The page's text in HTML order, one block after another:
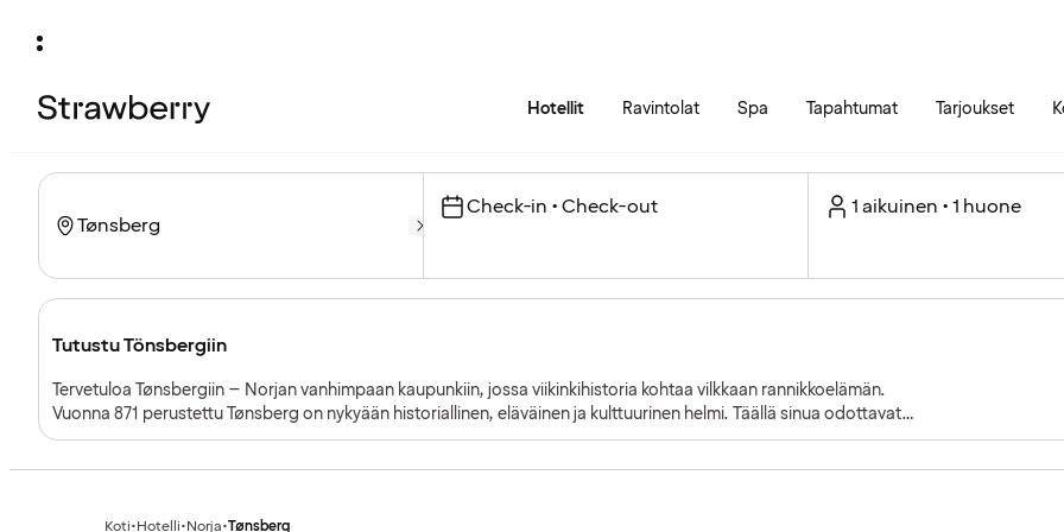
Hotellit Ravintolat Spa Tapahtumat Tarjoukset
Check-in • Check-out 1 aikuinen • 1 huone
Tutustu Tönsbergiin
Tervetuloa Tønsbergiin – Norjan vanhimpaan kaupunkiin, jossa viikinkihistoria kohtaa vilkkaan rannikkoelämän.
Vuonna 871 perustettu Tønsberg on nykyään historiallinen, eläväinen ja kulttuurinen helmi. Täällä sinua odottavat
ostoskadut ja vilkas satama ravintoloineen ja ulkoilmakahviloineen.
Koti•Hotelli•Norja•Tønsberg